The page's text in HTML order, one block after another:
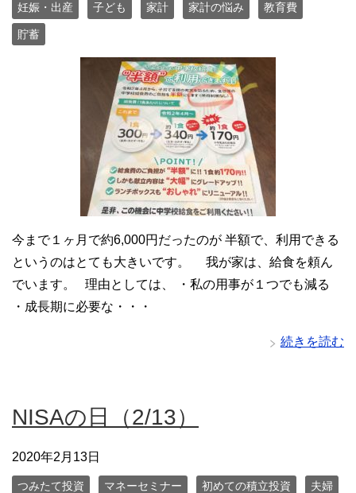
妊娠・出産 子ども 家計 家計の悩み 教育費
貯蓄
今まで１ヶ月で約6,000円だったのが 半額で、利用できる
というのはとても大きいです。 我が家は、給食を頼ん
でいます。 理由としては、 ・私の用事が１つでも減る
・成長期に必要な・・・
続きを読む
NISAの日（2/13）
2020年2月13日
つみたて投資 マネーセミナー 初めての積立投資 夫婦